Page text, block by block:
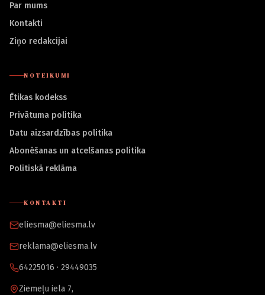
Par mums
Kontakti
Ziņo redakcijai
NOTEIKUMI
Ētikas kodekss
Privātuma politika
Datu aizsardzības politika
Abonēšanas un atcelšanas politika
Politiskā reklāma
KONTAKTI
eliesma@eliesma.lv
reklama@eliesma.lv
64225016 · 29449035
Ziemeļu iela 7,